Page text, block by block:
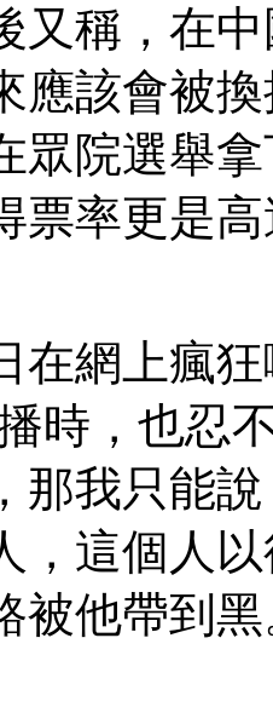
又稱，在
應該會被
眾院選舉
票率更是
在網上瘋
時，也忍
那我只能
，這個人
被他帶到